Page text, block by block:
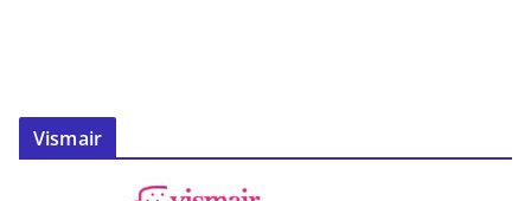
Vismair